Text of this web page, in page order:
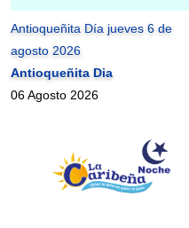
Antioqueñita Día jueves 6 de
agosto 2026
Antioqueñita Dia
06 Agosto 2026